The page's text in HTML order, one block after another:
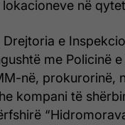
në
e
me Policinë
në, prokurorinë,
kompani të